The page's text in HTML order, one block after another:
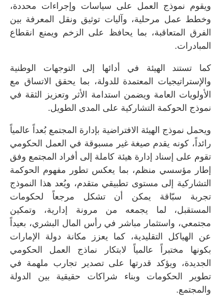
ويقوم نموذج العمل على سياسات وإجراءات محددة،
وخطط عمل مرحلية، وآليات توثيق ونقل المعرفة بين
الفرق المتعاقبة، بما يحافظ على الزخم ويمنع انقطاع
المبادرات.
كما تستند الهيئة في أدائها إلى التوجهات الوطنية
والإستراتيجيات المعتمدة للدولة، بما يحقق الاتساق مع
الأولويات العامة ويضمن استدامة الأثر وتعزيز الثقة في
نموذج الحوكمة التشاركية على المدى الطويل.
ويحمل نموذج الهيئة الافتراضية بإدارة المجتمع بُعداً عالمياً
رائداً، كونه يقدم صيغة غير مسبوقة في العمل الحكومي
تقوم على إسناد إدارة هيئة كاملة إلى أفراد المجتمع وفق
إطار مؤسسي منظم، بما يعكس تطور مفهوم الحوكمة
التشاركية إلى مستوى تطبيقي متقدم، ويُعد هذا النموذج
تجربة سبّاقة يمكن أن تشكل مرجعاً لحكومات
المستقبل، لما يجمعه من مرونة إدارية، وتمكين
مجتمعي، واستثمار مباشر في رأس المال البشري، بعيداً
عن الهياكل التقليدية، كما يعزز مكانة دولة الإمارات
بكونها مختبراً عالمياً لابتكار نماذج العمل الحكومي
الجديدة، ويؤكد قدرتها على تصدير تجارب ملهمة في
تطوير الحكومات وبناء شراكات حقيقية بين الدولة
والمجتمع.